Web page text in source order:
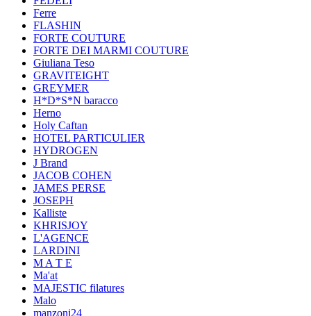
Ferre
FLASHIN
FORTE COUTURE
FORTE DEI MARMI COUTURE
Giuliana Teso
GRAVITEIGHT
GREYMER
H*D*S*N baracco
Herno
Holy Caftan
HOTEL PARTICULIER
HYDROGEN
J Brand
JACOB COHEN
JAMES PERSE
JOSEPH
Kalliste
KHRISJOY
L'AGENCE
LARDINI
M A T E
Ma'at
MAJESTIC filatures
Malo
manzoni24